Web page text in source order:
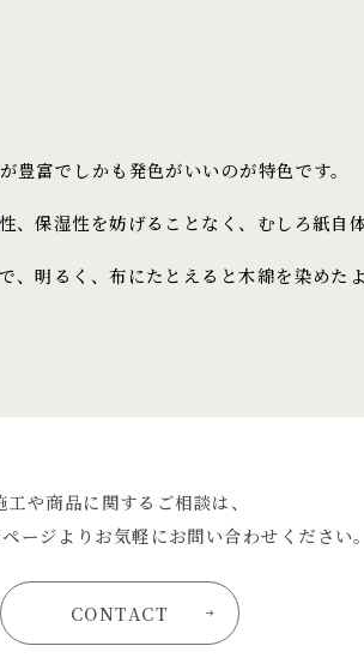
富でしかも発色がいいのが特色です。
保湿性を妨げることなく、むしろ紙自
明るく、布にたとえると木綿を染めた
工や商品に関するご相談は、
ージよりお気軽にお問い合わせください。
CONTACT